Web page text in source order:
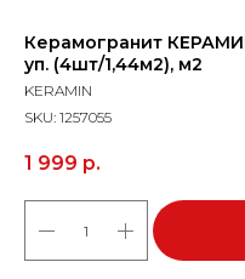
Керамогранит
уп. (4шт/1,44м2), м2
KERAMIN
SKU: 1257055
1 999 р.